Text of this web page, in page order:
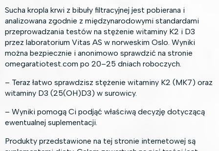
Sucha kropla krwi z bibuły filtracyjnej jest pobierana i
analizowana zgodnie z międzynarodowymi standardami
przeprowadzania testów na stężenie witaminy K2 i D3
przez laboratorium Vitas AS w norweskim Oslo. Wyniki
można bezpiecznie i anonimowo sprawdzić na stronie
omegaratiotest.com po 20–25 dniach roboczych.
– Teraz łatwo sprawdzisz stężenie witaminy K2 (MK7) oraz
witaminy D3 (25(OH)D3) w surowicy.
– Wyniki pomogą Ci podjąć właściwą decyzję dotyczącą
ewentualnej suplementacji.
Produkty przedstawione na tej stronie internetowej są